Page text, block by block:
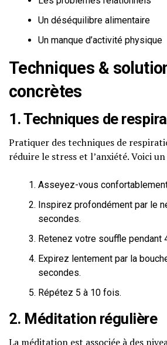
Un déséquilibre alimentaire
Un manque d’activité physique
Techniques &
concrètes
1. Techniques de
Pratiquer des techniques de
réduire le stress et l’anxiété. Voici
Asseyez-vous
Inspirez profondément par le
secondes.
Retenez votre souffle pendant
Expirez lentement par la
secondes.
Répétez 5 à 10 fois.
2. Méditation régulière
La méditation est associée à des